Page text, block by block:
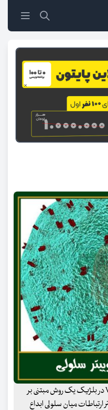
محققان موسسه VIB-UGent در بلژیک یک روش مبتنی بر
ارتباطات میان سلولی ابداع